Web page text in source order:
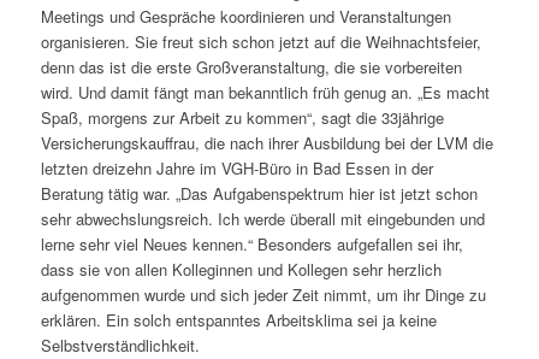
Meetings und Gespräche koordinieren und Veranstaltungen
organisieren. Sie freut sich schon jetzt auf die Weihnachtsfeier,
denn das ist die erste Großveranstaltung, die sie vorbereiten
wird. Und damit fängt man bekanntlich früh genug an. „Es macht
Spaß, morgens zur Arbeit zu kommen“, sagt die 33jährige
Versicherungskauffrau, die nach ihrer Ausbildung bei der LVM die
letzten dreizehn Jahre im VGH-Büro in Bad Essen in der
Beratung tätig war. „Das Aufgabenspektrum hier ist jetzt schon
sehr abwechslungsreich. Ich werde überall mit eingebunden und
lerne sehr viel Neues kennen.“ Besonders aufgefallen sei ihr,
dass sie von allen Kolleginnen und Kollegen sehr herzlich
aufgenommen wurde und sich jeder Zeit nimmt, um ihr Dinge zu
erklären. Ein solch entspanntes Arbeitsklima sei ja keine
Selbstverständlichkeit.